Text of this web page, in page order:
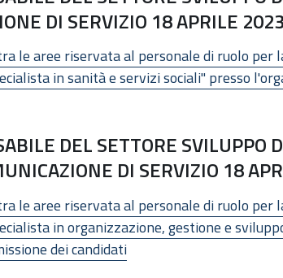
DI SERVIZIO 18 APRILE
le aree riservata al personale di ruolo per
in sanità e servizi sociali" presso
DEL SETTORE SVILUPPO
DI SERVIZIO 18
le aree riservata al personale di ruolo per
in organizzazione, gestione e
dei candidati